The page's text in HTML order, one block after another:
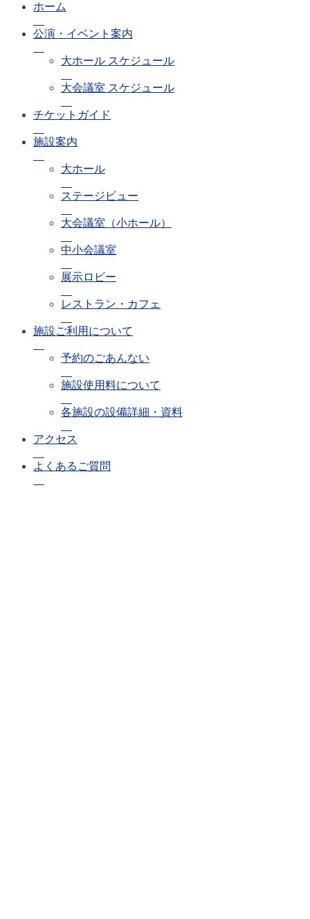
ホーム
公演・イベント案内
大ホール スケジュール
大会議室 スケジュール
チケットガイド
施設案内
大ホール
ステージビュー
大会議室（小ホール）
中小会議室
展示ロビー
レストラン・カフェ
施設ご利用について
予約のごあんない
施設使用料について
各施設の設備詳細・資料
アクセス
よくあるご質問